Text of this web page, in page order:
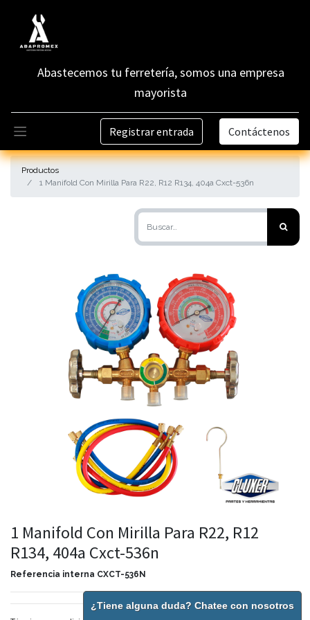
Abastecemos tu ferretería, somos una empresa
mayorista
Registrar entrada Contáctenos
Productos
1 Manifold Con Mirilla Para R22, R12 R134, 404a Cxct-536n
1 Manifold Con Mirilla Para R22, R12
R134, 404a Cxct-536n
Referencia interna CXCT-536N
¿Tiene alguna duda? Chatee con nosotros